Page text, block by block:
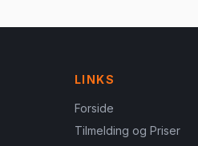
LINKS
Forside
Tilmelding og Priser